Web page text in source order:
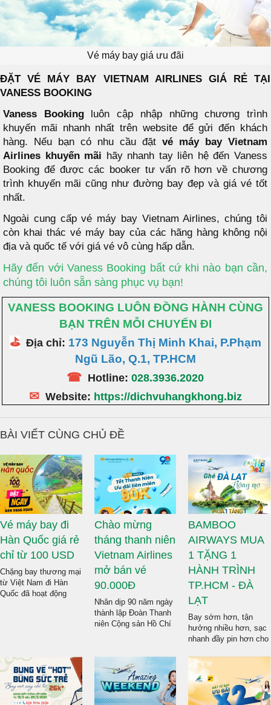
Vé máy bay giá ưu đãi
ĐẶT VÉ MÁY BAY VIETNAM AIRLINES GIÁ RẺ TẠI
VANESS BOOKING
Vaness Bookingluôn cập nhập những chương trình
khuyến mãi nhanh nhất trên website để gửi đến khách
hàng. Nếu bạn có nhu cầu đặt vé máy bay Vietnam
Airlines khuyến mãi hãy nhanh tay liên hệ đến Vaness
Booking để được các booker tư vấn rõ hơn về chương
trình khuyến mãi cũng như đường bay đẹp và giá vé tốt
nhất.
Ngoài cung cấp vé máy bay Vietnam Airlines, chúng tôi
còn khai thác vé máy bay của các hãng hàng không nội
địa và quốc tế với giá vé vô cùng hấp dẫn.
Hãy đến với Vaness Booking bất cứ khi nào bạn cần,
chúng tôi luôn sẵn sàng phục vụ bạn!
VANESS BOOKING LUÔN ĐỒNG HÀNH CÙNG
BẠN TRÊN MỖI CHUYẾN ĐI
⛳Địa chỉ: 173 Nguyễn Thị Minh Khai, P.Phạm
Ngũ Lão, Q.1, TP.HCM
☎ Hotline: 028.3936.2020
✉Website: https://dichvuhangkhong.biz
BÀI VIẾT CÙNG CHỦ ĐỀ
Vé máy bay đi
Hàn Quốc giá rẻ
chỉ từ 100 USD
Chặng bay thương mại
từ Việt Nam đi Hàn
Quốc đã hoạt động
chỉ từ 100 USD.
Chào mừng
tháng thanh niên
Vietnam Airlines
mở bán vé
90.000Đ
Nhân dịp 90 năm ngày
thành lập Đoàn Thanh
niên Cộng sản Hồ Chí
đãi đồng giá 90.000
đồng/chiều (tương
đương 579.000
đồng/chiều bao gồm
thuế, phí) trên tất cả
BAMBOO
AIRWAYS MUA
1 TẶNG 1
HÀNH TRÌNH
TP.HCM - ĐÀ
LẠT
Bay sớm hơn, tận
hưởng nhiều hơn, sạc
nhanh đầy pin hơn cho
lượng, đi vui để trở về
bận rộn thật hiệu quả
cùng siêu khuyến mãi
của Bamboo Airways.